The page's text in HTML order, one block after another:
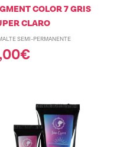
COLOR 7 GRIS
CLARO
SEMI-PERMANENTE
€